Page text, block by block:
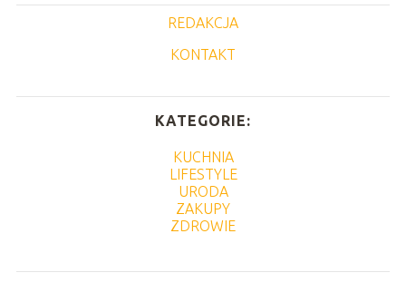
REDAKCJA
KONTAKT
KATEGORIE:
KUCHNIA
LIFESTYLE
URODA
ZAKUPY
ZDROWIE